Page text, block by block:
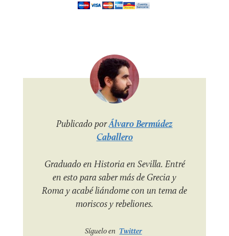
Publicado porÁlvaro Bermúdez
Caballero
Graduado en Historia en Sevilla. Entré
en esto para saber más de Grecia y
Roma y acabé liándome con un tema de
moriscos y rebeliones.
Síguelo en Twitter